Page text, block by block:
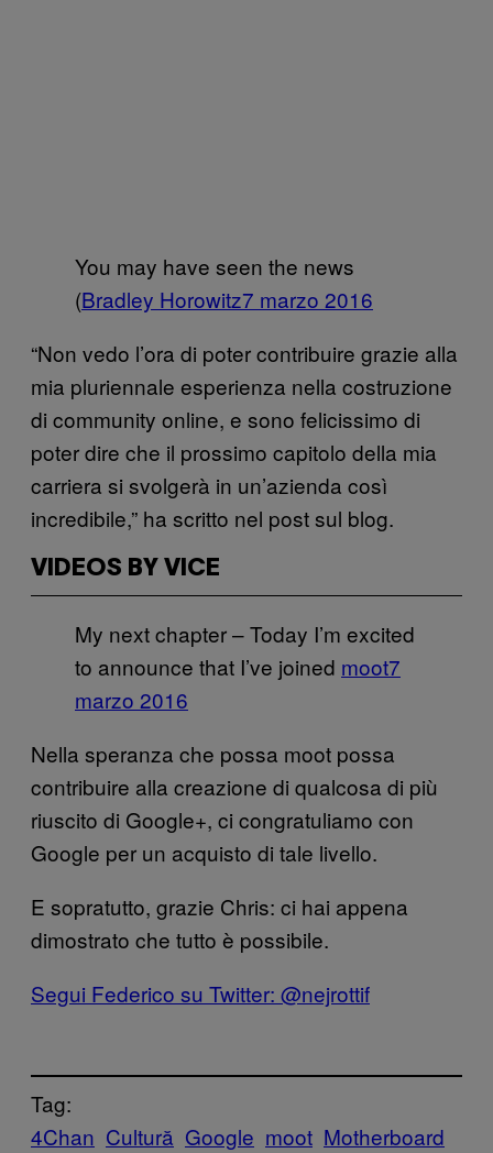
You may have seen the news
(Bradley Horowitz7 marzo 2016
“Non vedo l’ora di poter contribuire grazie alla
mia pluriennale esperienza nella costruzione
di community online, e sono felicissimo di
poter dire che il prossimo capitolo della mia
carriera si svolgerà in un’azienda così
incredibile,” ha scritto nel post sul blog.
VIDEOS BY VICE
My next chapter – Today I’m excited
to announce that I’ve joined moot7
marzo 2016
Nella speranza che possa moot possa
contribuire alla creazione di qualcosa di più
riuscito di Google+, ci congratuliamo con
Google per un acquisto di tale livello.
E sopratutto, grazie Chris: ci hai appena
dimostrato che tutto è possibile.
Segui Federico su Twitter: @nejrottif
Tag:
4Chan Cultură Google moot Motherboard